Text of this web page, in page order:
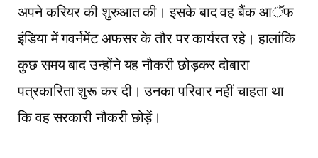
अपने करियर की शुरुआत की। इसके बाद वह बैंक आॅफ
इंडिया में गवर्नमेंट अफसर के तौर पर कार्यरत रहे। हालांकि
कुछ समय बाद उन्होंने यह नौकरी छोड़कर दोबारा
पत्रकारिता शुरू कर दी। उनका परिवार नहीं चाहता था
कि वह सरकारी नौकरी छोड़ें।